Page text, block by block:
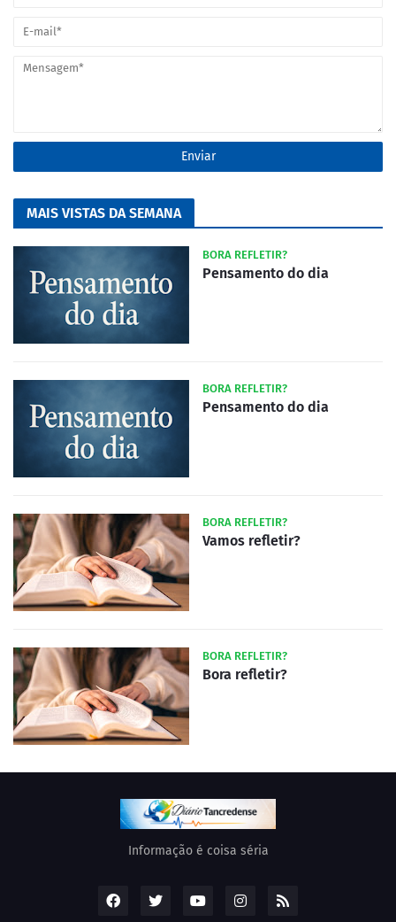
MAIS VISTAS DA SEMANA
BORA REFLETIR?
Pensamento do dia
BORA REFLETIR?
Pensamento do dia
BORA REFLETIR?
Vamos refletir?
BORA REFLETIR?
Bora refletir?
Informação é coisa séria